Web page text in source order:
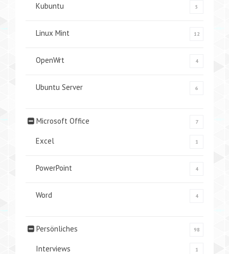
Kubuntu 5
Linux Mint 12
OpenWrt 4
Ubuntu Server 6
Microsoft Office 7
Excel 1
PowerPoint 4
Word 4
Persönliches 98
Interviews 1